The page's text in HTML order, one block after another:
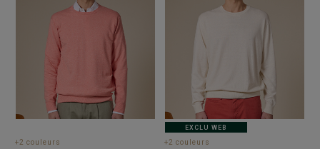
+2 couleurs
EXCLU WEB
+2 couleurs